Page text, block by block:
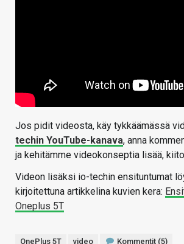
Jos pidit videosta, käy tykkäämässä
techin YouTube-kanava, anna
ja kehitämme videokonseptia lisää,
Videon lisäksi io-techin ensituntumat
kirjoitettuna artikkelina kuvien kera:
Oneplus 5T
OnePlus 5T video Kommentit (5)